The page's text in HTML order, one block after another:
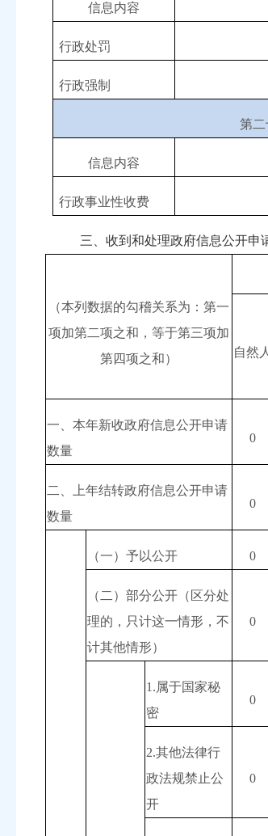
信息内容
行政处罚
行政强制
第
信息内容
行政事业性收费
三、收到和处理政府信息公开申
（本列数据的勾稽关系为：第一
项加第二项之和，等于第三项加
第四项之和）
自然人
一、本年新收政府信息公开申请
数量
0
二、上年结转政府信息公开申请
数量
0
（一）予以公开 0
（二）部分公开（区分处
理的，只计这一情形，不
计其他情形）
0
1.属于国家秘
密
0
2.其他法律行
政法规禁止公
开
0